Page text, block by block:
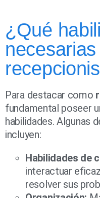
¿Qué
Para destacar como
fundamental poseer
habilidades. Algunas
incluyen:
Habilidades de
interactuar
resolver sus